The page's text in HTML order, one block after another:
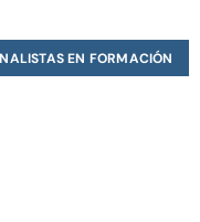
EN FORMACIÓN